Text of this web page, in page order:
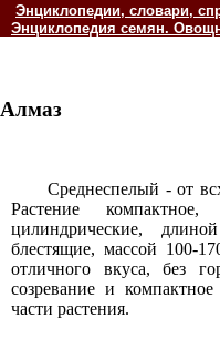
Энциклопедии, словари,
Энциклопедия семян.
Алмаз
Среднеспелый - от
Растение
цилиндрические,
блестящие, массой 100-
отличного вкуса, без
созревание и
части растения.